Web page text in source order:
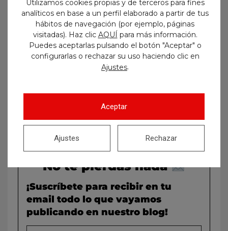
No te pierdas nada
¡Suscríbete para recibir en tu
email todo lo que vayamos
publicando en nuestro blog!
Utilizamos cookies propias y de terceros para fines
analíticos en base a un perfil elaborado a partir de tus
hábitos de navegación (por ejemplo, páginas
visitadas). Haz clic AQUÍ para más información.
Puedes aceptarlas pulsando el botón "Aceptar" o
configurarlas o rechazar su uso haciendo clic en
Ajustes.
Aceptar
Rechazar
Ajustes